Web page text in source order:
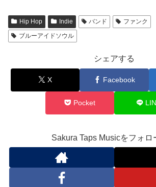
Hip Hop Indie バンド
ファンク
ブルーアイドソウル
シェアする
X Facebook
Pocket
Sakura Taps Musicをフォロ